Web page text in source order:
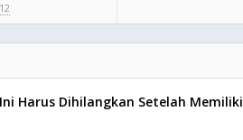
Harus Dihilangkan Setelah Memiliki